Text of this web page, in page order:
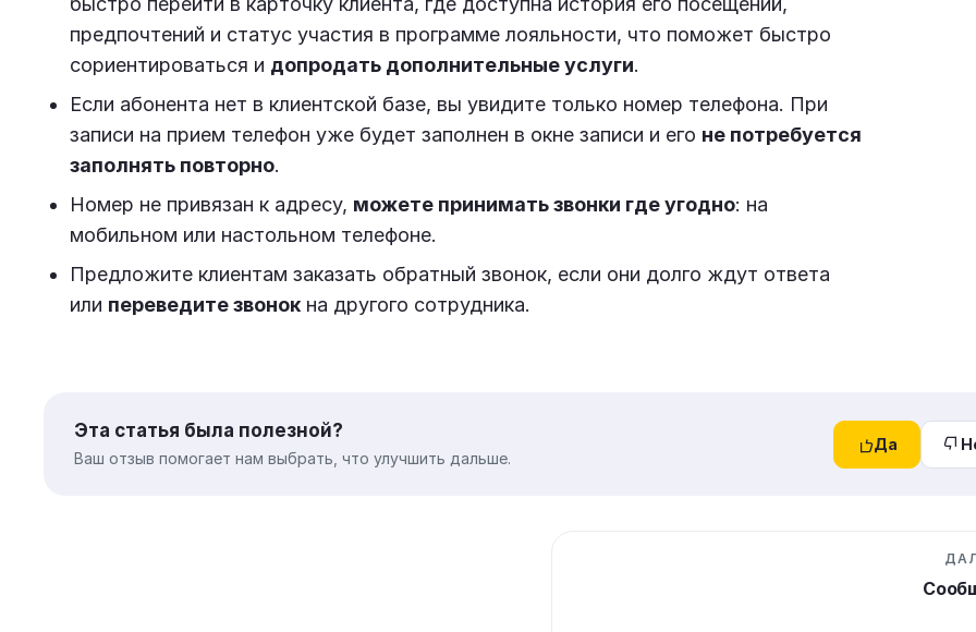
предпочтений и статус участия в программе лояльности, что поможет быстро
сориентироваться и допродать дополнительные услуги.
Если абонента нет в клиентской базе, вы увидите только номер телефона. При
записи на прием телефон уже будет заполнен в окне записи и его не потребуется
заполнять повторно.
Номер не привязан к адресу, можете принимать звонки где угодно: на
мобильном или настольном телефоне.
Предложите клиентам заказать обратный звонок, если они долго ждут ответа
или переведите звонок на другого сотрудника.
Эта статья была полезной?
Ваш отзыв помогает нам выбрать, что улучшить дальше.
Да